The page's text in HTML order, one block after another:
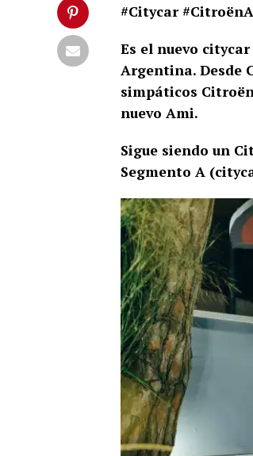
#Citycar
Es el nuevo
Argentina. Desde
simpáticos
nuevo Ami.
Sigue siendo un
Segmento A